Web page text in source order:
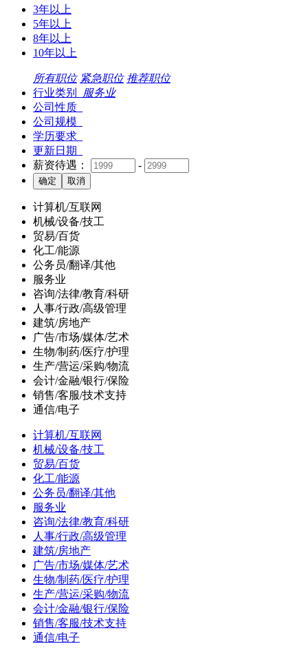
3年以上
5年以上
8年以上
10年以上
所有职位 紧急职位 推荐职位
行业类别
服务业
公司性质
公司规模
学历要求
更新日期
薪资待遇：
-
计算机/互联网
机械/设备/技工
贸易/百货
化工/能源
公务员/翻译/其他
服务业
咨询/法律/教育/科研
人事/行政/高级管理
建筑/房地产
广告/市场/媒体/艺术
生物/制药/医疗/护理
生产/营运/采购/物流
会计/金融/银行/保险
销售/客服/技术支持
通信/电子
计算机/互联网
机械/设备/技工
贸易/百货
化工/能源
公务员/翻译/其他
服务业
咨询/法律/教育/科研
人事/行政/高级管理
建筑/房地产
广告/市场/媒体/艺术
生物/制药/医疗/护理
生产/营运/采购/物流
会计/金融/银行/保险
销售/客服/技术支持
通信/电子